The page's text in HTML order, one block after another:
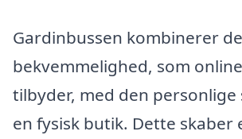
Gardinbussen kombinerer
bekvemmelighed, som
tilbyder, med den personlige
en fysisk butik. Dette skaber